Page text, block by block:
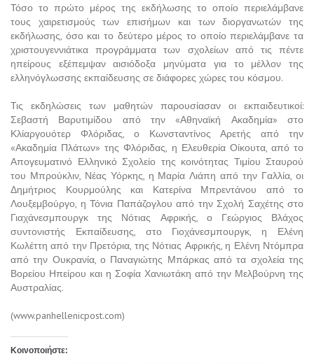
Τόσο το πρώτο μέρος της εκδήλωσης το οποίο περιελάμβανε
τους χαιρετισμούς των επισήμων και των διοργανωτών της
εκδήλωσης, όσο και το δεύτερο μέρος το οποίο περιελάμβανε τα
χριστουγεννιάτικα προγράμματα των σχολείων από τις πέντε
ηπείρους εξέπεμψαν αισιόδοξα μηνύματα για το μέλλον της
ελληνόγλωσσης εκπαίδευσης σε διάφορες χώρες του κόσμου.
Τις εκδηλώσεις των μαθητών παρουσίασαν οι εκπαιδευτικοί:
Σεβαστή Βαρυτιμίδου από την «Αθηναϊκή Ακαδημία» στο
Κλίαργουότερ Φλόριδας, ο Κωνσταντίνος Αρετής από την
«Ακαδημία Πλάτων» της Φλόριδας, η Ελευθερία Οίκουτα, από το
Απογευματινό Ελληνικό Σχολείο της κοινότητας Τιμίου Σταυρού
του Μπρούκλιν, Νέας Υόρκης, η Μαρία Λιάπη από την Γαλλία, οι
Δημήτριος Κουρμούλης και Κατερίνα Μπρεντάνου από το
Λουξεμβούργο, η Τόνια Παπάζογλου από την Σχολή Σαχέτης στο
Γιαχάνεσμπουργκ της Νότιας Αφρικής, ο Γεώργιος Βλάχος
συντονιστής Εκπαίδευσης, στο Γιοχάνεσμπουργκ, η Ελένη
Κωλέττη από την Πρετόρια, της Νότιας Αφρικής, η Ελένη Ντόμπρα
από την Ουκρανία, ο Παναγιώτης Μπάρκας από τα σχολεία της
Βορείου Ηπείρου και η Σοφία Χανιωτάκη από την Μελβούρνη της
Αυστραλίας.
(www.panhellenicpost.com)
Κοινοποιήστε: